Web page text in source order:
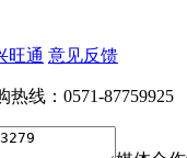
旺通 意见反馈
线：0571-87759925